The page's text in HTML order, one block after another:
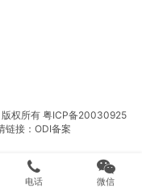
权所有 粤ICP备20030925
接： ODI备案
电话 微信